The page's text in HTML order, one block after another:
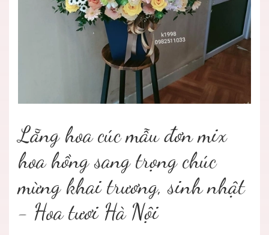
Lẵng hoa cúc mẫu đơn mix
hoa hồng sang trọng chúc
mừng khai trương, sinh nhật
- Hoa tươi Hà Nội